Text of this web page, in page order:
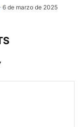
6 de marzo de 2025